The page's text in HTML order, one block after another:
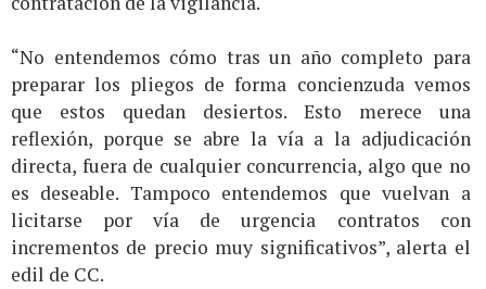
“No entendemos cómo tras un año completo para
preparar los pliegos de forma concienzuda vemos
que estos quedan desiertos. Esto merece una
reflexión, porque se abre la vía a la adjudicación
directa, fuera de cualquier concurrencia, algo que no
es deseable. Tampoco entendemos que vuelvan a
licitarse por vía de urgencia contratos con
incrementos de precio muy significativos”, alerta el
edil de CC.